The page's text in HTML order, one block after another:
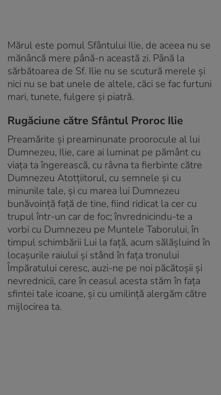
Mărul este pomul Sfântului Ilie, de aceea nu se
mănâncă mere până-n această zi. Până la
sărbătoarea de Sf. Ilie nu se scutură merele și
nici nu se bat unele de altele, căci se fac furtuni
mari, tunete, fulgere și piatră.
Rugăciune către Sfântul Proroc Ilie
Preamărite și preaminunate proorocule al lui
Dumnezeu, Ilie, care ai luminat pe pământ cu
viața ta îngerească, cu râvna ta fierbinte către
Dumnezeu Atotțiitorul, cu semnele și cu
minunile tale, și cu marea lui Dumnezeu
bunăvoință față de tine, fiind ridicat la cer cu
trupul într-un car de foc; învrednicindu-te a
vorbi cu Dumnezeu pe Muntele Taborului, în
timpul schimbării Lui la față, acum sălășluind în
locașurile raiului și stând în fața tronului
Împăratului ceresc, auzi-ne pe noi păcătoșii și
nevrednicii, care în ceasul acesta stăm în fața
sfintei tale icoane, și cu umilință alergăm către
mijlocirea ta.